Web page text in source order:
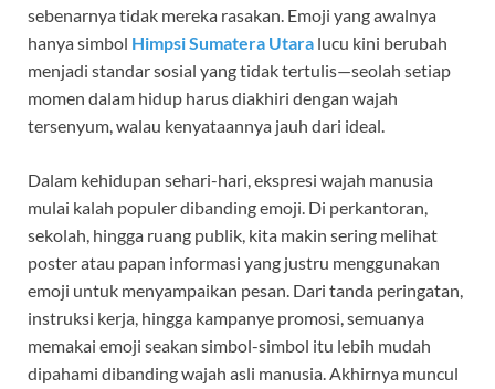
sebenarnya tidak mereka rasakan. Emoji yang awalnya
hanya simbol Himpsi Sumatera Utara lucu kini berubah
menjadi standar sosial yang tidak tertulis—seolah setiap
momen dalam hidup harus diakhiri dengan wajah
tersenyum, walau kenyataannya jauh dari ideal.
Dalam kehidupan sehari-hari, ekspresi wajah manusia
mulai kalah populer dibanding emoji. Di perkantoran,
sekolah, hingga ruang publik, kita makin sering melihat
poster atau papan informasi yang justru menggunakan
emoji untuk menyampaikan pesan. Dari tanda peringatan,
instruksi kerja, hingga kampanye promosi, semuanya
memakai emoji seakan simbol-simbol itu lebih mudah
dipahami dibanding wajah asli manusia. Akhirnya muncul